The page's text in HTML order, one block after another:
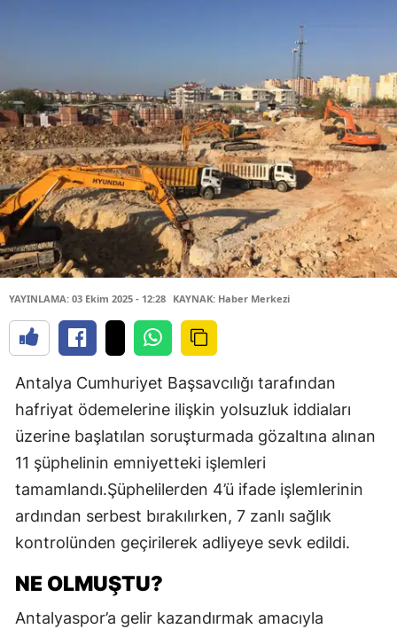
YAYINLAMA: 03 Ekim 2025 - 12:28 KAYNAK: Haber Merkezi
Antalya Cumhuriyet Başsavcılığı tarafından
hafriyat ödemelerine ilişkin yolsuzluk iddiaları
üzerine başlatılan soruşturmada gözaltına alınan
11 şüphelinin emniyetteki işlemleri
tamamlandı.Şüphelilerden 4’ü ifade işlemlerinin
ardından serbest bırakılırken, 7 zanlı sağlık
kontrolünden geçirilerek adliyeye sevk edildi.
NE OLMUŞTU?
Antalyaspor’a gelir kazandırmak amacıyla